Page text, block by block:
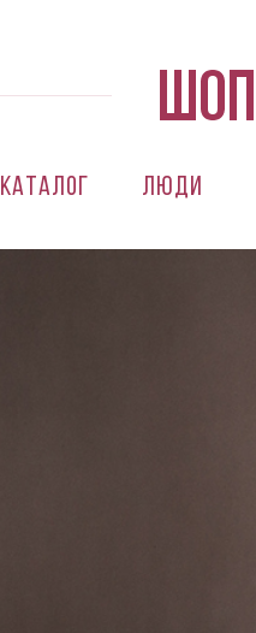
Каталог Люди